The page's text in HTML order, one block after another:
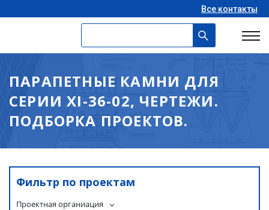
Все контакты
ПАРАПЕТНЫЕ КАМНИ ДЛЯ
СЕРИИ XI-36-02, ЧЕРТЕЖИ.
ПОДБОРКА ПРОЕКТОВ.
Фильтр по проектам
Проектная органиация